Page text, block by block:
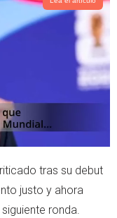
tras su debut
justo y ahora
ronda.